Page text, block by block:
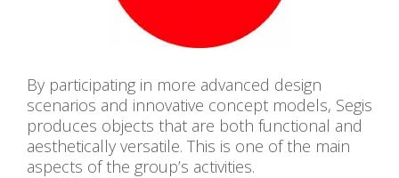
By participating in more advanced design
scenarios and innovative concept models, Segis
produces objects that are both functional and
aesthetically versatile. This is one of the main
aspects of the group’s activities.